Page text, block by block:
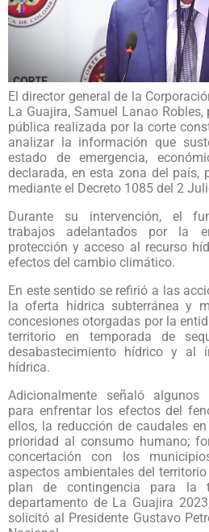
El director general de la
La Guajira, Samuel Lanao
pública realizada por la corte
analizar la información que
estado de emergencia,
declarada, en esta zona del país,
mediante el Decreto 1085 del 2
Durante su intervención, el
trabajos adelantados por la
protección y acceso al recurso
efectos del cambio climático.
En este sentido se refirió a las
la oferta hídrica subterránea y
concesiones otorgadas por la
territorio en temporada de
desabastecimiento hídrico y al
hídrica.
Adicionalmente señaló algunos
para enfrentar los efectos del
ellos, la reducción de caudales
prioridad al consumo humano;
concertación con los
aspectos ambientales del
plan de contingencia para la
departamento de La Guajira
solicitó al Presidente Gustavo